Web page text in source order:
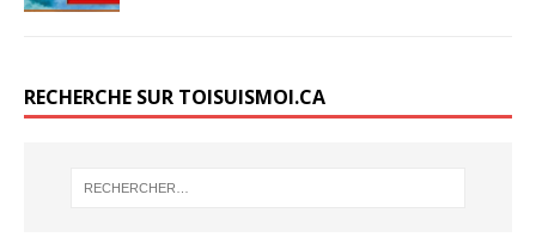
RECHERCHE SUR TOISUISMOI.CA